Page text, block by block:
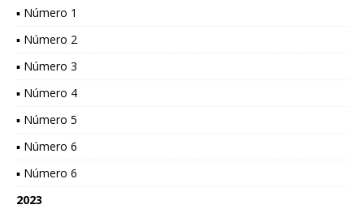
▪ Número 1
▪ Número 2
▪ Número 3
▪ Número 4
▪ Número 5
▪ Número 6
▪ Número 6
2023